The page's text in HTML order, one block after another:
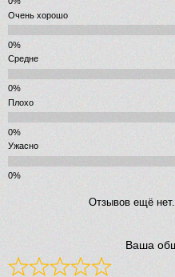
Очень хорошо
Средне
Плохо
Ужасно
Отзывов ещё
Ваша